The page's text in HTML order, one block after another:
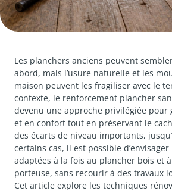
Les planchers anciens peuvent
abord, mais l’usure naturelle et les
maison peuvent les fragiliser avec le
contexte, le renforcement plancher
devenu une approche privilégiée pour
et en confort tout en préservant le
des écarts de niveau importants,
certains cas, il est possible
adaptées à la fois au plancher bois et
porteuse, sans recourir à des travaux
Cet article explore les techniques